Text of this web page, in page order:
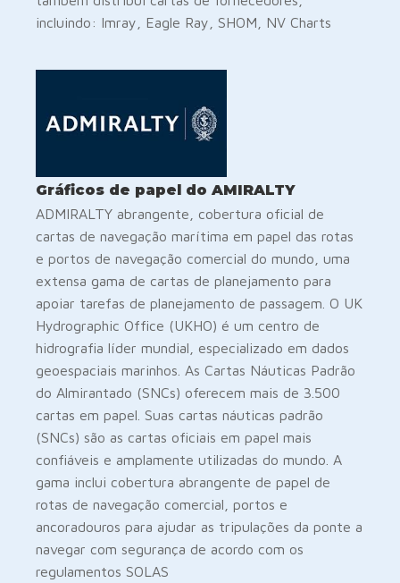
incluindo: Imray, Eagle Ray, SHOM, NV Charts
Gráficos de papel do AMIRALTY
ADMIRALTY abrangente, cobertura oficial de
cartas de navegação marítima em papel das rotas
e portos de navegação comercial do mundo, uma
extensa gama de cartas de planejamento para
apoiar tarefas de planejamento de passagem. O UK
Hydrographic Office (UKHO) é um centro de
hidrografia líder mundial, especializado em dados
geoespaciais marinhos. As Cartas Náuticas Padrão
do Almirantado (SNCs) oferecem mais de 3.500
cartas em papel. ​​​​​​​​​​Suas cartas náuticas padrão
(SNCs) são as cartas oficiais em papel mais
confiáveis ​​e amplamente utilizadas do mundo. A
gama inclui cobertura abrangente de papel de
rotas de navegação comercial, portos e
ancoradouros para ajudar as tripulações da ponte a
navegar com segurança de acordo com os
regulamentos SOLAS